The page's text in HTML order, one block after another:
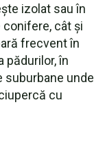
izolat sau în
conifere, cât și
frecvent în
pădurilor, în
suburbane unde
cu